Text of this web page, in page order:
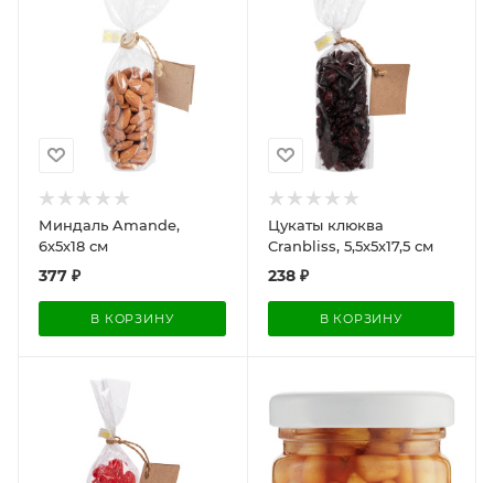
Миндаль Amande,
6х5х18 см
377 ₽
В КОРЗИНУ
Цукаты клюква
Cranbliss, 5,5х5х17,5 см
238₽
В КОРЗИНУ